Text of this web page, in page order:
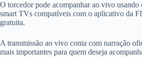
O torcedor pode acompanhar ao vivo usando
smart TVs compatíveis com o aplicativo da
gratuita.
A transmissão ao vivo conta com narração
mais importantes para quem deseja